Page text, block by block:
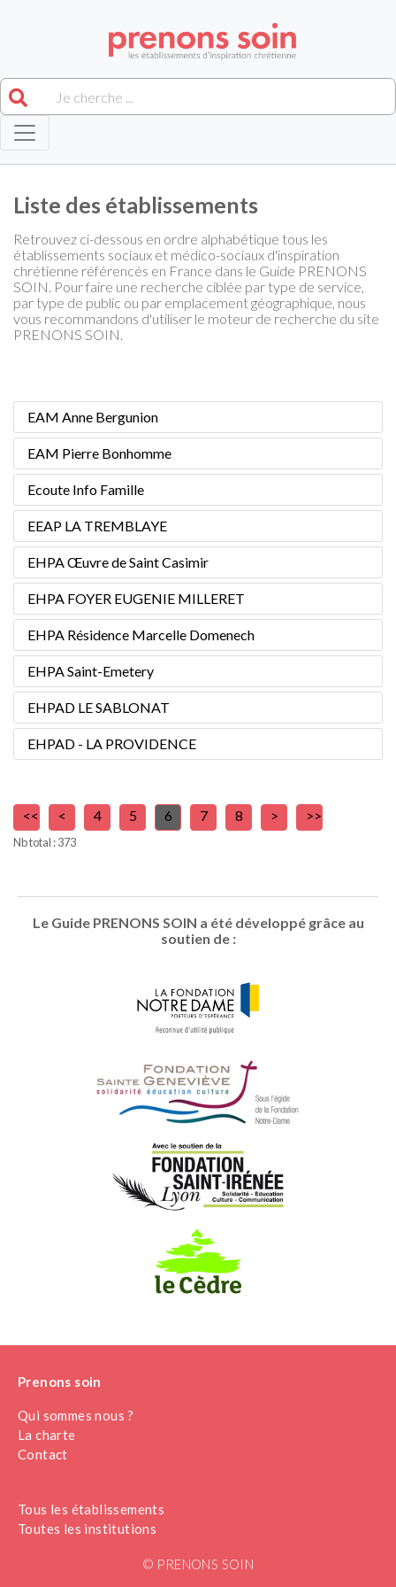
Liste des établissements
Retrouvez ci-dessous en ordre alphabétique tous les
établissements sociaux et médico-sociaux d'inspiration
chrétienne référencés en France dans le Guide PRENONS
SOIN. Pour faire une recherche ciblée par type de service,
par type de public ou par emplacement géographique, nous
vous recommandons d'utiliser le moteur de recherche du site
PRENONS SOIN.
EAM Anne Bergunion
EAM Pierre Bonhomme
Ecoute Info Famille
EEAP LA TREMBLAYE
EHPA Œuvre de Saint Casimir
EHPA FOYER EUGENIE MILLERET
EHPA Résidence Marcelle Domenech
EHPA Saint-Emetery
EHPAD LE SABLONAT
EHPAD - LA PROVIDENCE
<< < 4 5 6 7 8 > >>
Nb total : 373
Le Guide PRENONS SOIN a été développé grâce au
soutien de :
Prenons soin
Qui sommes nous ?
La charte
Contact
Tous les établissements
Toutes les institutions
© PRENONS SOIN